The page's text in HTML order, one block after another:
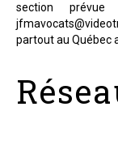
section
partout au Québec